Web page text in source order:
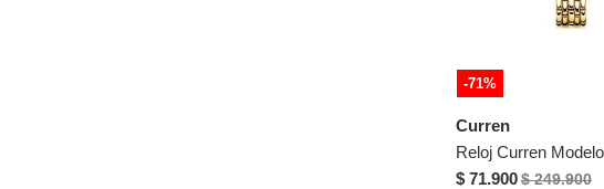
-71%
Curren
$ 71.900$ 249.900